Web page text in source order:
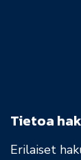
Tietoa
Erilaiset